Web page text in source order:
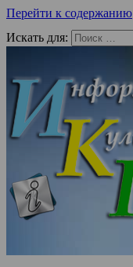
Перейти к содержанию
Искать для: